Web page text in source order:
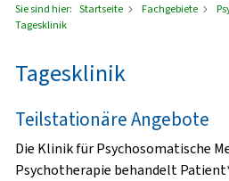
Sie sind hier: Startseite Fachgebiete
Tagesklinik
Tagesklinik
Teilstationäre Angebote
Die Klinik für Psychosomatische
Psychotherapie behandelt